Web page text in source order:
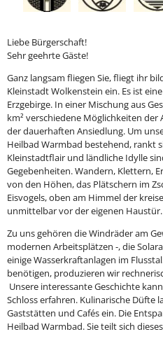
Liebe Bürgerschaft!
Sehr geehrte Gäste!
Ganz langsam fliegen Sie, fliegt ihr
Kleinstadt Wolkenstein ein. Es ist
Erzgebirge. In einer Mischung aus
km² verschiedene Möglichkeiten der
der dauerhaften Ansiedlung. Um
Heilbad Warmbad bestehend, rankt
Kleinstadtflair und ländliche Idylle
Gegebenheiten. Wandern, Klettern,
von den Höhen, das Plätschern im
Eisvogels, oben am Himmel der
unmittelbar vor der eigenen Haustür.
Zu uns gehören die Windräder am
modernen Arbeitsplätzen -, die
einige Wasserkraftanlagen im
benötigen, produzieren wir
Unsere interessante Geschichte
Schloss erfahren. Kulinarische Düfte
Gaststätten und Cafés ein. Die
Heilbad Warmbad. Sie teilt sich